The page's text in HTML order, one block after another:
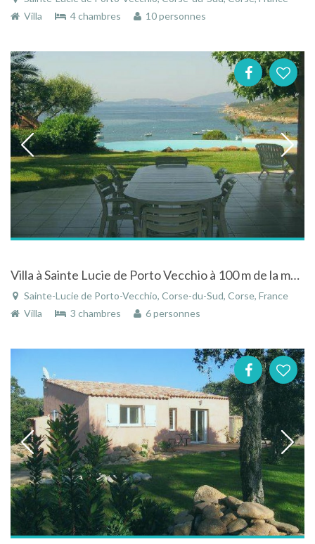
Villa
4 chambres 10 personnes
Villa à Sainte Lucie de Porto Vecchio à 100 m de la mer avec piscine à déversoir
Sainte-Lucie de Porto-Vecchio, Corse-du-Sud, Corse, France
Villa
3 chambres 6 personnes